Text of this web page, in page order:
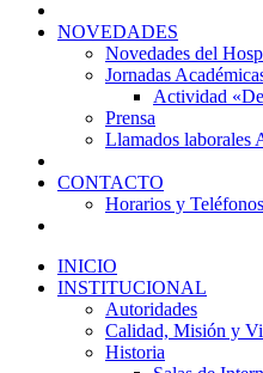
NOVEDADES
Novedades del
Jornadas
Actividad
Prensa
Llamados laborales
CONTACTO
Horarios y Teléfonos
INICIO
INSTITUCIONAL
Autoridades
Calidad, Misión y
Historia